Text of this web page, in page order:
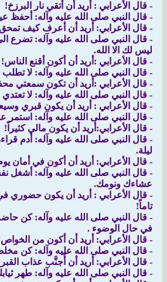
- قال الأعرابي : أريد أن أتقي نار البرزخ!
- قال النبي صلى الله عليه وآله: أحفظ
- قال الأعرابي: أريد أن أعرف كيف
- قال النبي صلى الله عليه وآله: تضرع
ليس لك الا الله.
- قال الأعرابي :أريد أن أكون أقنع الناس!
- قال النبي صلى الله عليه وآله: لا
- قال الأعرابي :أريد أن تكون سمعتي
- قال النبي صلى الله عليه وآله: لا
- قال الأعرابي : أريد أن يكون قبري
- قال النبي صلى الله عليه وآله: استمر
- قال الأعرابي:أريد أن يكون مالي كثيراً!
- قال النبي صلى الله عليه وآله: أدم
ليلة.
- قال الأعرابي: أريد أن أكون في أمان
- قال النبي صلى الله عليه وآله: أشغل
عشاءك ونومك.
- قال الأعرابي : أريد أن يكون حضوري في
تاماً!
- قال النبي صلى الله عليه وآله: كن
في حال الوضوء .
- قال الأعرابي: أريد أن أكون من
- قال النبي صلى الله عليه وآله: كن
- قال الأعرابي: أريد أن أُجنَّب عذاب
- قال النبي صلى الله عليه وآله: طهر